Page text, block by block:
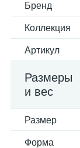
Бренд
Коллекция
Артикул
Размеры
и вес
Размер
Форма